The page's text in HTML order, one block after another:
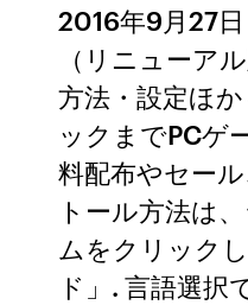
2016年9月27
（リニューア
方法・設定ほ
ックまでPCゲ
料配布やセー
トール方法は
ムをクリック
ド」. 言語選択